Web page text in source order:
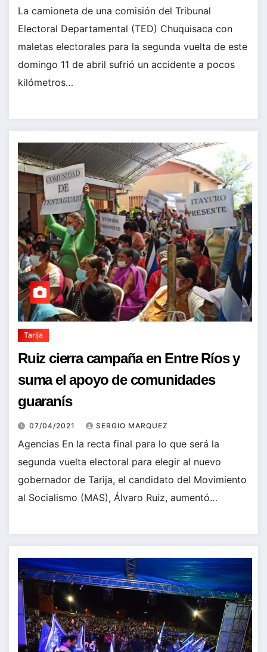
La camioneta de una comisión del Tribunal
Electoral Departamental (TED) Chuquisaca con
maletas electorales para la segunda vuelta de este
domingo 11 de abril sufrió un accidente a pocos
kilómetros…
Tarija
Ruiz cierra campaña en Entre Ríos y
suma el apoyo de comunidades
guaranís
07/04/2021 SERGIO MARQUEZ
Agencias En la recta final para lo que será la
segunda vuelta electoral para elegir al nuevo
gobernador de Tarija, el candidato del Movimiento
al Socialismo (MAS), Álvaro Ruiz, aumentó…